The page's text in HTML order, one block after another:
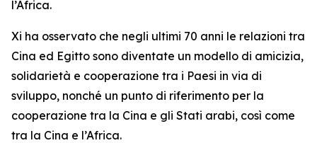
l’Africa.
Xi ha osservato che negli ultimi 70 anni le relazioni tra
Cina ed Egitto sono diventate un modello di amicizia,
solidarietà e cooperazione tra i Paesi in via di
sviluppo, nonché un punto di riferimento per la
cooperazione tra la Cina e gli Stati arabi, così come
tra la Cina e l’Africa.